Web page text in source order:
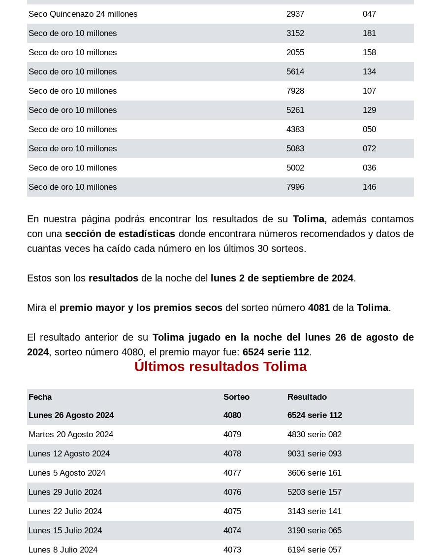
Pick 3 Noche
Pick 4 Día
Pick 4 Noche
Pijao de Oro
Saman de la suerte
Sinuano Día
Sinuano Noche
Super Chontico Noche
Seco Quincenazo 24 millones 2937 047
Seco de oro 10 millones 3152 181
Seco de oro 10 millones 2055 158
Seco de oro 10 millones 5614 134
Seco de oro 10 millones 7928 107
Seco de oro 10 millones 5261 129
Seco de oro 10 millones 4383 050
Seco de oro 10 millones 5083 072
Seco de oro 10 millones 5002 036
Seco de oro 10 millones 7996 146
En nuestra página podrás encontrar los resultados de su Tolima, además contamos
con unasección de estadísticas donde encontrara números recomendados y datos de
cuantas veces ha caído cada número en los últimos 30 sorteos.
Estos son los resultados de la noche del lunes 2 de septiembre de 2024.
Mira el premio mayor y los premios secos del sorteo número 4081 de la Tolima.
El resultado anterior de suTolima jugado en la noche del lunes 26 de agosto de
2024, sorteo número 4080, el premio mayor fue: 6524 serie 112.
Últimos resultados Tolima
Fecha Sorteo
Resultado
Lunes 26 Agosto 2024
4080 6524 serie 112
Martes 20 Agosto 2024 4079 4830 serie 082
Lunes 12 Agosto 2024 4078 9031 serie 093
Lunes 5 Agosto 2024 4077 3606 serie 161
Lunes 29 Julio 2024 4076 5203 serie 157
Lunes 22 Julio 2024 4075 3143 serie 141
Lunes 15 Julio 2024 4074 3190 serie 065
Lunes 8 Julio 2024 4073 6194 serie 057